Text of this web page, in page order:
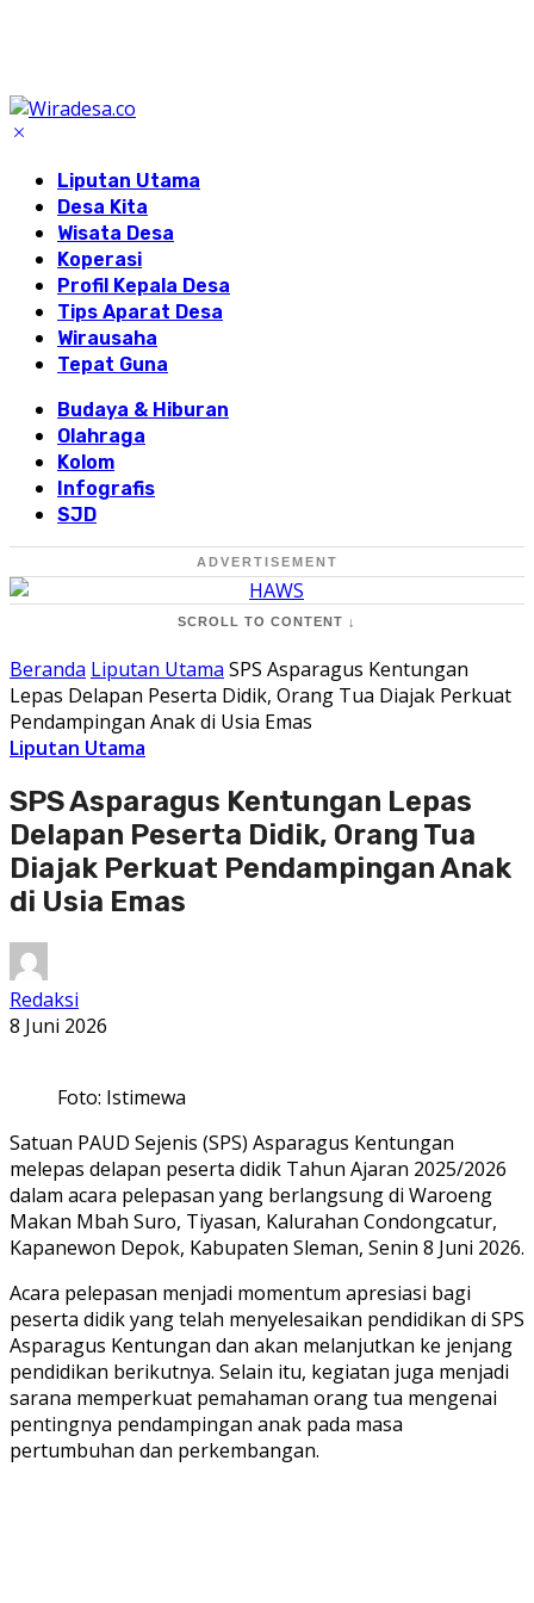
Liputan Utama
Desa Kita
Wisata Desa
Koperasi
Profil Kepala Desa
Tips Aparat Desa
Wirausaha
Tepat Guna
Budaya & Hiburan
Olahraga
Kolom
Infografis
SJD
ADVERTISEMENT
SCROLL TO CONTENT ↓
Beranda Liputan Utama SPS Asparagus Kentungan
Lepas Delapan Peserta Didik, Orang Tua Diajak Perkuat
Pendampingan Anak di Usia Emas
Liputan Utama
SPS Asparagus Kentungan Lepas
Delapan Peserta Didik, Orang Tua
Diajak Perkuat Pendampingan Anak
di Usia Emas
Redaksi
8 Juni 2026
Foto: Istimewa
Satuan PAUD Sejenis (SPS) Asparagus Kentungan
melepas delapan peserta didik Tahun Ajaran 2025/2026
dalam acara pelepasan yang berlangsung di Waroeng
Makan Mbah Suro, Tiyasan, Kalurahan Condongcatur,
Kapanewon Depok, Kabupaten Sleman, Senin 8 Juni 2026.
Acara pelepasan menjadi momentum apresiasi bagi
peserta didik yang telah menyelesaikan pendidikan di SPS
Asparagus Kentungan dan akan melanjutkan ke jenjang
pendidikan berikutnya. Selain itu, kegiatan juga menjadi
sarana memperkuat pemahaman orang tua mengenai
pentingnya pendampingan anak pada masa
pertumbuhan dan perkembangan.